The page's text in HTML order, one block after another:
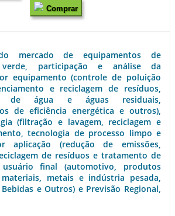
Comprar
mercado de equipamentos de
verde, participação e análise da
equipamento (controle de poluição
e reciclagem de resíduos,
de água e águas residuais,
de eficiência energética e outros),
(filtração e lavagem, reciclagem e
tecnologia de processo limpo e
aplicação (redução de emissões,
de resíduos e tratamento de
final (automotivo, produtos
metais e indústria pesada,
e Outros) e Previsão Regional,